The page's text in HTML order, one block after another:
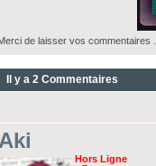
de laisser vos commentaires .
Il y a 2 Commentaires
Aki
Hors Ligne